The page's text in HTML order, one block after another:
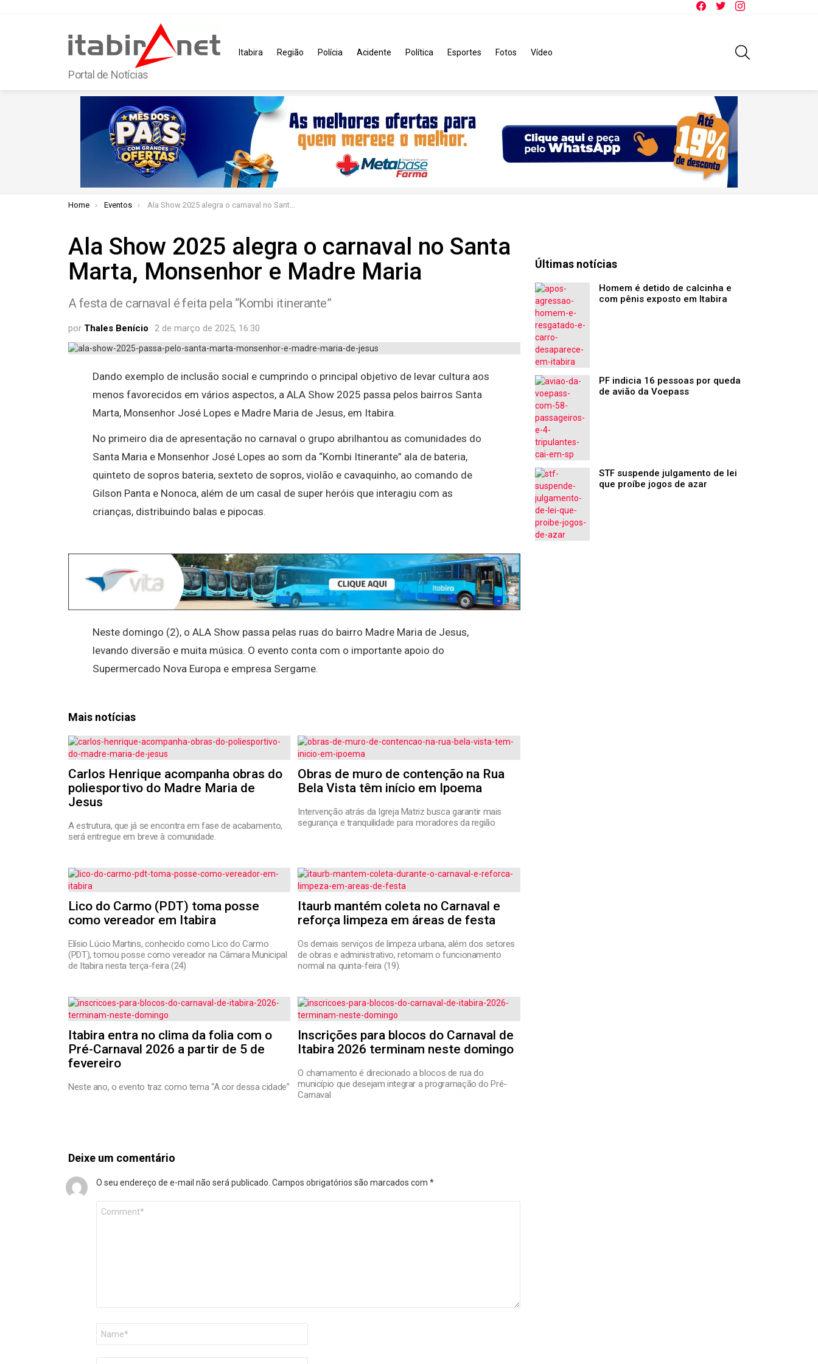
Portal de Notícias
Itabira Região Polícia Acidente Política Esportes Fotos Vídeo
You are here:
Home Eventos Ala Show 2025 alegra o carnaval no Santa Marta, Monsenhor e Madre Maria
Ala Show 2025 alegra o carnaval no Santa
Marta, Monsenhor e Madre Maria
A festa de carnaval é feita pela “Kombi itinerante”
por Thales Benício 2 de março de 2025, 16:30
Dando exemplo de inclusão social e cumprindo o principal objetivo de levar cultura aos
menos favorecidos em vários aspectos, a ALA Show 2025 passa pelos bairros Santa
Marta, Monsenhor José Lopes e Madre Maria de Jesus, em Itabira.
No primeiro dia de apresentação no carnaval o grupo abrilhantou as comunidades do
Santa Maria e Monsenhor José Lopes ao som da “Kombi Itinerante” ala de bateria,
quinteto de sopros bateria, sexteto de sopros, violão e cavaquinho, ao comando de
Gilson Panta e Nonoca, além de um casal de super heróis que interagiu com as
crianças, distribuindo balas e pipocas.
Neste domingo (2), o ALA Show passa pelas ruas do bairro Madre Maria de Jesus,
levando diversão e muita música. O evento conta com o importante apoio do
Supermercado Nova Europa e empresa Sergame.
Mais notícias
Carlos Henrique acompanha obras do
poliesportivo do Madre Maria de
Jesus
A estrutura, que já se encontra em fase de acabamento,
será entregue em breve à comunidade.
Obras de muro de contenção na Rua
Bela Vista têm início em Ipoema
Intervenção atrás da Igreja Matriz busca garantir mais
segurança e tranquilidade para moradores da região
Lico do Carmo (PDT) toma posse
como vereador em Itabira
Elísio Lúcio Martins, conhecido como Lico do Carmo
(PDT), tomou posse como vereador na Câmara Municipal
de Itabira nesta terça-feira (24)
Itaurb mantém coleta no Carnaval e
reforça limpeza em áreas de festa
Os demais serviços de limpeza urbana, além dos setores
de obras e administrativo, retomam o funcionamento
normal na quinta-feira (19).
Itabira entra no clima da folia com o
Pré-Carnaval 2026 a partir de 5 de
fevereiro
Neste ano, o evento traz como tema “A cor dessa cidade”
Inscrições para blocos do Carnaval de
Itabira 2026 terminam neste domingo
O chamamento é direcionado a blocos de rua do
município que desejam integrar a programação do Pré-
Carnaval
Deixe um comentário
O seu endereço de e-mail não será publicado. Campos obrigatórios são marcados com *
Últimas notícias
Homem é detido de calcinha e
com pênis exposto em Itabira
PF indicia 16 pessoas por queda
de avião da Voepass
STF suspende julgamento de lei
que proíbe jogos de azar